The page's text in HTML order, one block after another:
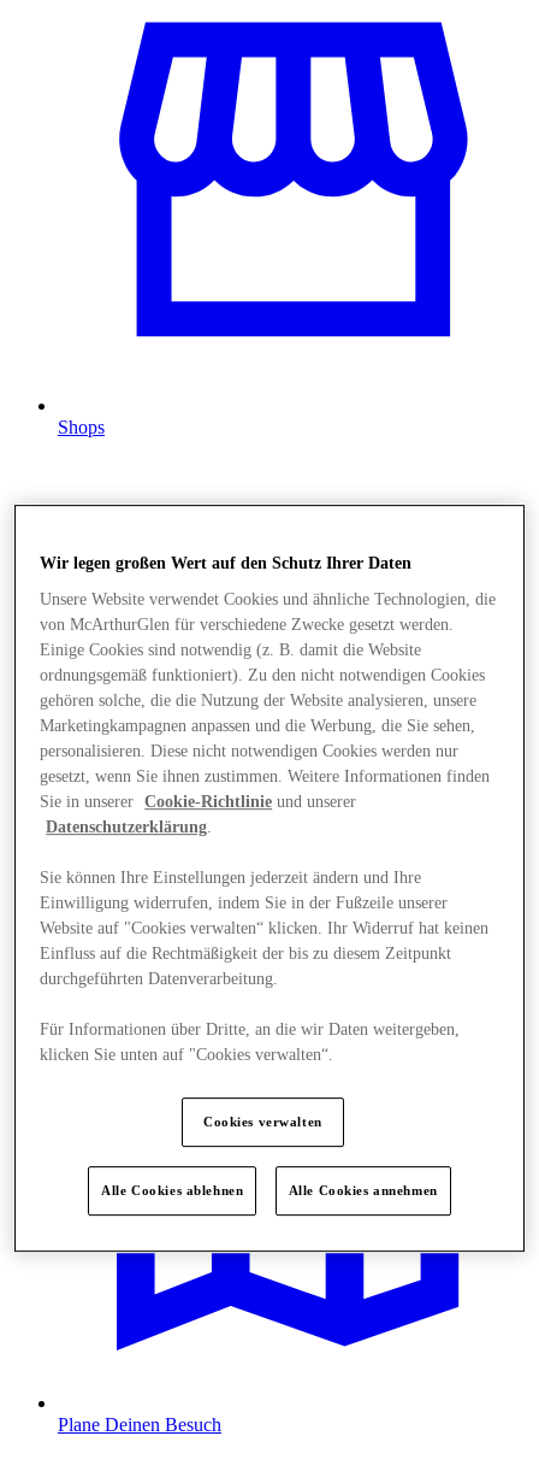
Shops
Angebote
Plane Deinen Besuch
Wir legen großen Wert auf den Schutz Ihrer Daten
Unsere Website verwendet Cookies und ähnliche Technologien, die
von McArthurGlen für verschiedene Zwecke gesetzt werden.
Einige Cookies sind notwendig (z. B. damit die Website
ordnungsgemäß funktioniert). Zu den nicht notwendigen Cookies
gehören solche, die die Nutzung der Website analysieren, unsere
Marketingkampagnen anpassen und die Werbung, die Sie sehen,
personalisieren. Diese nicht notwendigen Cookies werden nur
gesetzt, wenn Sie ihnen zustimmen. Weitere Informationen finden
Sie in unserer
Cookie-Richtlinie und unserer
Datenschutzerklärung.
Sie können Ihre Einstellungen jederzeit ändern und Ihre
Einwilligung widerrufen, indem Sie in der Fußzeile unserer
Website auf "Cookies verwalten“ klicken. Ihr Widerruf hat keinen
Einfluss auf die Rechtmäßigkeit der bis zu diesem Zeitpunkt
durchgeführten Datenverarbeitung.
Für Informationen über Dritte, an die wir Daten weitergeben,
klicken Sie unten auf "Cookies verwalten“.
Cookies verwalten
Alle Cookies ablehnen Alle Cookies annehmen